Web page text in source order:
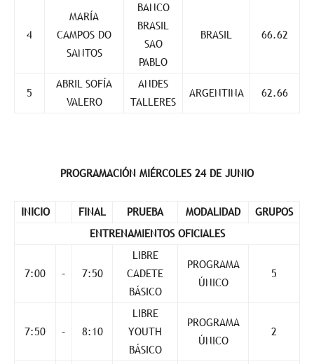
4
MARÍA
CAMPOS DO
SANTOS
BANCO
BRASIL
SAO
PABLO
BRASIL 66.62
5
ABRIL SOFÍA
VALERO
ANDES
TALLERES
ARGENTINA 62.66
PROGRAMACIÓN MIÉRCOLES 24 DE JUNIO
INICIO FINAL PRUEBA MODALIDAD
GRUPOS
ENTRENAMIENTOS OFICIALES
7:00 – 7:50
LIBRE
CADETE
BÁSICO
PROGRAMA
ÚNICO
5
7:50 – 8:10
LIBRE
YOUTH
BÁSICO
PROGRAMA
ÚNICO
2